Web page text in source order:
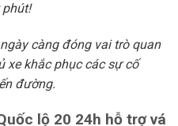
càng đóng vai trò quan
xe khắc phục các sự cố
đường.
lộ 20 24h hỗ trợ vá